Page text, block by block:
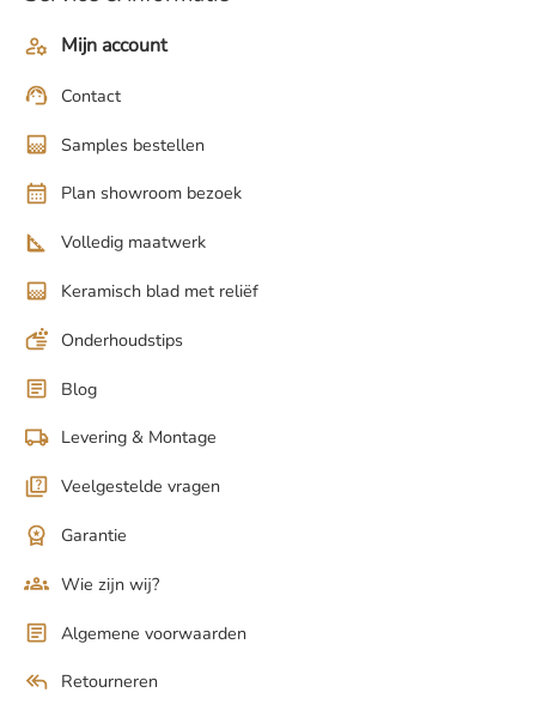
Mijn account
Contact
Samples bestellen
Plan showroom bezoek
Volledig maatwerk
Keramisch blad met reliëf
Onderhoudstips
Blog
Levering & Montage
Veelgestelde vragen
Garantie
Wie zijn wij?
Algemene voorwaarden
Retourneren